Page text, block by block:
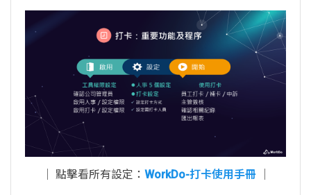
│ 點擊看所有設定： WorkDo-打卡使用手冊│